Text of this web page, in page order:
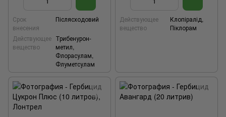
Срок
внесения
Післясходовий
Действующее
вещество
Трибенурон-
метил,
Флорасулам,
Флуметсулам
Действующее
вещество
Клопіралід,
Піклорам